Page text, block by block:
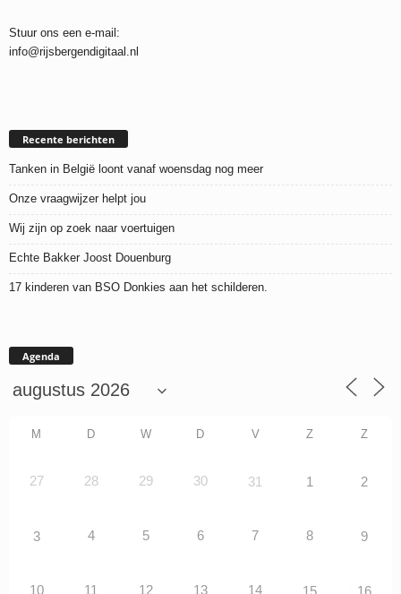
Stuur ons een e-mail:
info@rijsbergendigitaal.nl
Recente berichten
Tanken in België loont vanaf woensdag nog meer
Onze vraagwijzer helpt jou
Wij zijn op zoek naar voertuigen
Echte Bakker Joost Douenburg
17 kinderen van BSO Donkies aan het schilderen.
Agenda
M D W D V Z Z
27 28 29 30 31 1 2
3 4 5 6 7 8 9
10 11 12 13 14